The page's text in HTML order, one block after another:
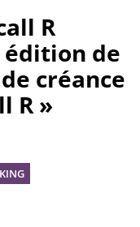
R
édition de
créance
R »